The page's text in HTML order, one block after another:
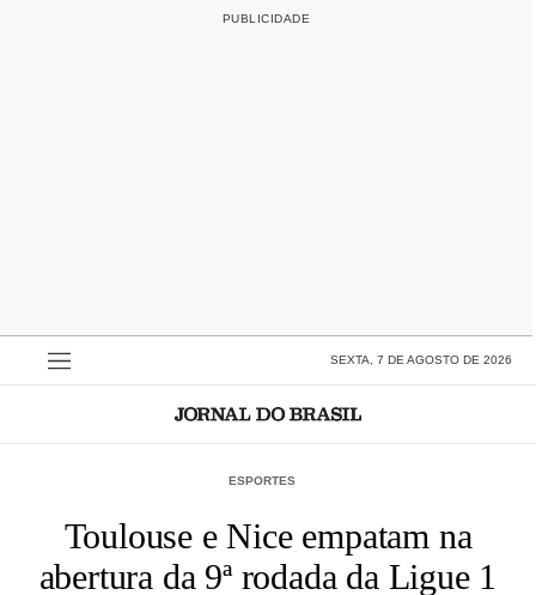
SEXTA, 7 DE AGOSTO DE 2026
ESPORTES
Toulouse e Nice empatam na
abertura da 9ª rodada da Ligue 1